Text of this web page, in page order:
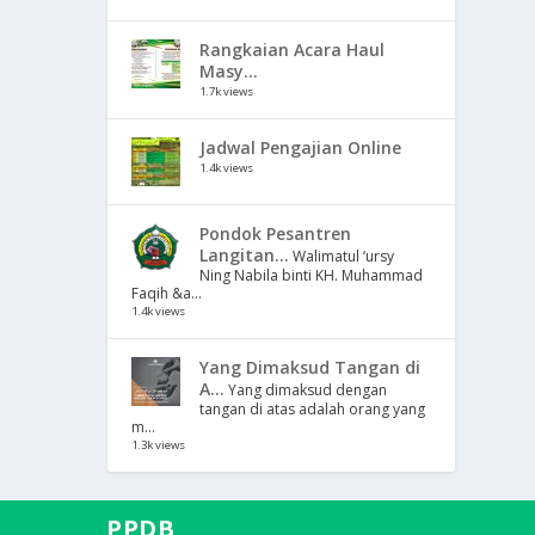
Rangkaian Acara Haul
Masy...
1.7k views
Jadwal Pengajian Online
1.4k views
Pondok Pesantren
Langitan... Walimatul ‘ursy
Ning Nabila binti KH. Muhammad
Faqih &a...
1.4k views
Yang Dimaksud Tangan di
A... Yang dimaksud dengan
tangan di atas adalah orang yang
m...
1.3k views
PPDB